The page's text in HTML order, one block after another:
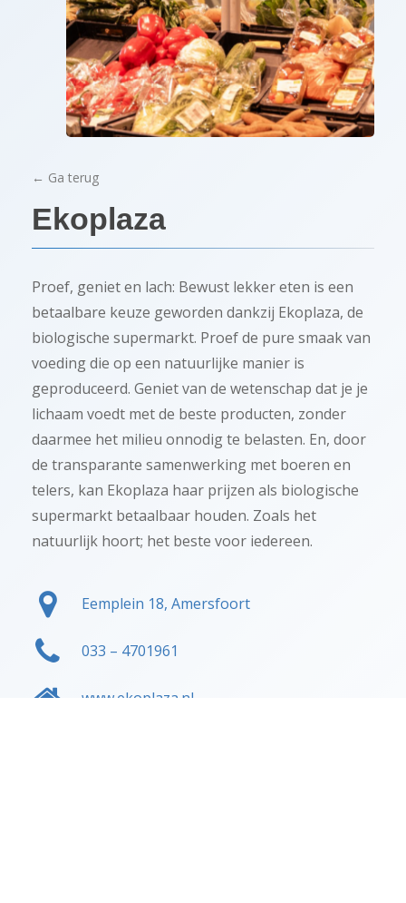
← Ga terug
Ekoplaza
Proef, geniet en lach: Bewust lekker eten is een
betaalbare keuze geworden dankzij Ekoplaza, de
biologische supermarkt. Proef de pure smaak van
voeding die op een natuurlijke manier is
geproduceerd. Geniet van de wetenschap dat je je
lichaam voedt met de beste producten, zonder
daarmee het milieu onnodig te belasten. En, door
de transparante samenwerking met boeren en
telers, kan Ekoplaza haar prijzen als biologische
supermarkt betaalbaar houden. Zoals het
natuurlijk hoort; het beste voor iedereen.
Eemplein 18, Amersfoort
033 – 4701961
www.ekoplaza.nl